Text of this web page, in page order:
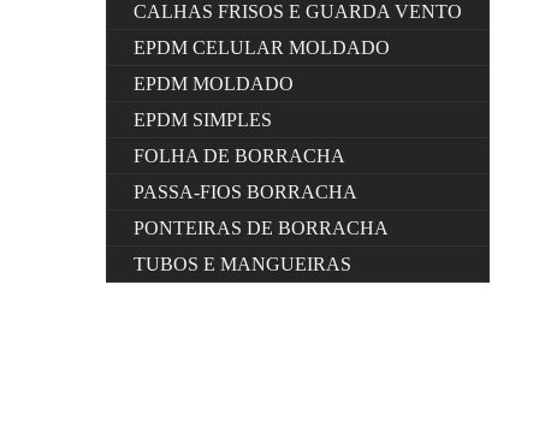
CALHAS FRISOS E GUARDA VENTO
EPDM CELULAR MOLDADO
EPDM MOLDADO
EPDM SIMPLES
FOLHA DE BORRACHA
PASSA-FIOS BORRACHA
PONTEIRAS DE BORRACHA
TUBOS E MANGUEIRAS